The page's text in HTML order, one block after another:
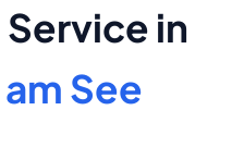
in
See